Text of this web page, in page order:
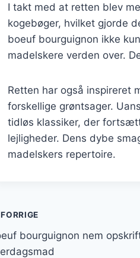
I takt med at retten blev
kogebøger, hvilket gjorde
boeuf bourguignon ikke
madelskere verden over.
Retten har også inspireret
forskellige grøntsager.
tidløs klassiker, der
lejligheder. Dens dybe
madelskers repertoire.
FORRIGE
bourguignon nem